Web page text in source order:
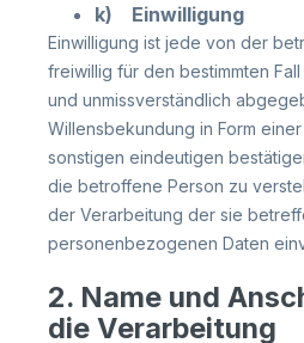
k) Einwilligung
Einwilligung ist jede von der
freiwillig für den bestimmten
und unmissverständlich
Willensbekundung in Form
sonstigen eindeutigen
die betroffene Person zu
der Verarbeitung der sie
personenbezogenen Daten
2. Name und
die Verarbeitung